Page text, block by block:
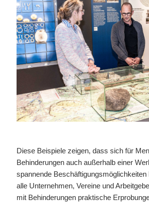
Diese Beispiele zeigen, dass sich für
Behinderungen auch außerhalb einer
spannende Beschäftigungsmöglichkeiten
alle Unternehmen, Vereine und
mit Behinderungen praktische